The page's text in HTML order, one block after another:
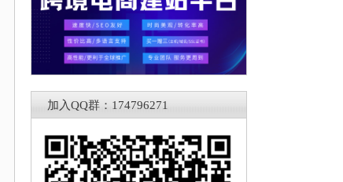
加入QQ群：174796271